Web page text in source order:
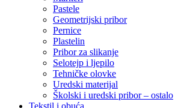
Pastele
Geometrijski pribor
Pernice
Plastelin
Pribor za slikanje
Selotejp i ljepilo
Tehničke olovke
Uredski materijal
Školski i uredski pribor – ostalo
Tekstil i obuća